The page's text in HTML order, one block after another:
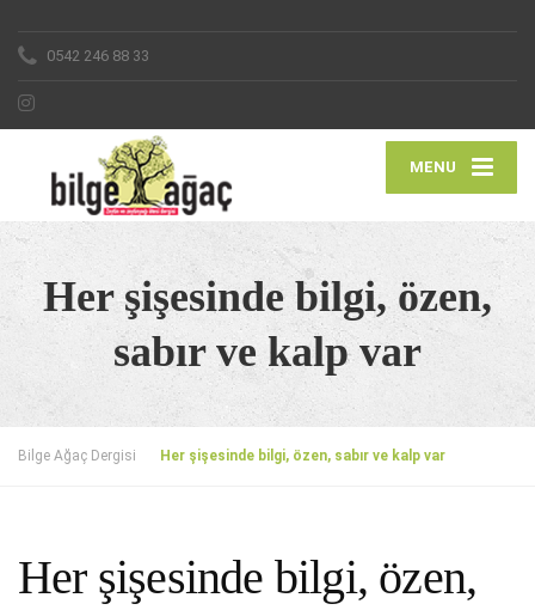
0542 246 88 33
MENU
Her şişesinde bilgi, özen,
sabır ve kalp var
Bilge Ağaç Dergisi Her şişesinde bilgi, özen, sabır ve kalp var
Her şişesinde bilgi, özen,